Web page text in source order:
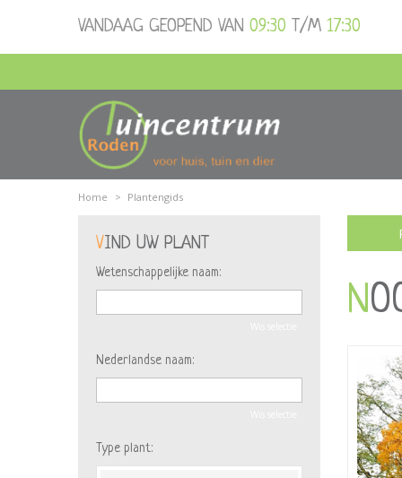
Home > Plantengids
VANDAAG GEOPEND VAN 09:30 T/M 17:30
VIND UW PLANT
Wetenschappelijke naam:
Nederlandse naam:
Type plant: